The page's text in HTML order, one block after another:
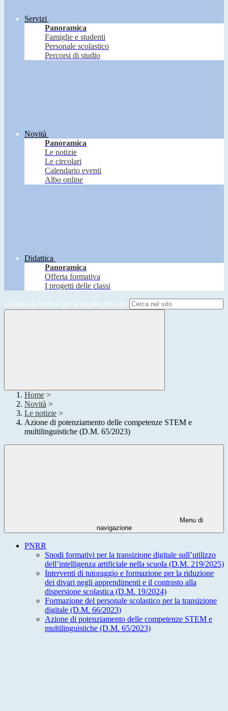
Servizi
Panoramica
Famiglie e studenti
Personale scolastico
Percorsi di studio
Novità
Panoramica
Le notizie
Le circolari
Calendario eventi
Albo online
Didattica
Panoramica
Offerta formativa
I progetti delle classi
Campo di ricerca per le pagine del sito
Home >
Novità >
Le notizie >
Azione di potenziamento delle competenze STEM e
multilinguistiche (D.M. 65/2023)
Menu di
navigazione
PNRR
Snodi formativi per la transizione digitale sull’utilizzo
dell’intelligenza artificiale nella scuola (D.M. 219/2025)
Interventi di tutoraggio e formazione per la riduzione
dei divari negli apprendimenti e il contrasto alla
dispersione scolastica (D.M. 19/2024)
Formazione del personale scolastico per la transizione
digitale (D.M. 66/2023)
Azione di potenziamento delle competenze STEM e
multilinguistiche (D.M. 65/2023)